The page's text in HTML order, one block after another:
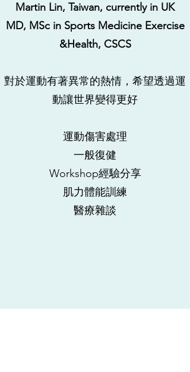
Martin Lin, Taiwan, currently in UK
MD, MSc in Sports Medicine Exercise
&Health, CSCS
對於運動有著異常的熱情，希望透過運
動讓世界變得更好
運動傷害處理
​一般復健
Workshop經驗分享
肌力體能訓練
​醫療雜談